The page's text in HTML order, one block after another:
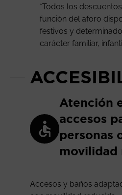
*Todos los
función del aforo
festivos y
carácter familiar,
Atención
accesos
personas
movilidad
Accesos y baños